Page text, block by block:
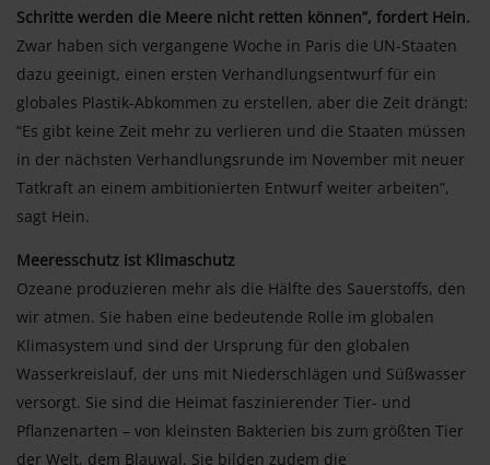
Schritte werden die Meere nicht retten können”, fordert Hein.
Zwar haben sich vergangene Woche in Paris die UN-Staaten
dazu geeinigt, einen ersten Verhandlungsentwurf für ein
globales Plastik-Abkommen zu erstellen, aber die Zeit drängt:
“Es gibt keine Zeit mehr zu verlieren und die Staaten müssen
in der nächsten Verhandlungsrunde im November mit neuer
Tatkraft an einem ambitionierten Entwurf weiter arbeiten”,
sagt Hein.
Meeresschutz ist Klimaschutz
Ozeane produzieren mehr als die Hälfte des Sauerstoffs, den
wir atmen. Sie haben eine bedeutende Rolle im globalen
Klimasystem und sind der Ursprung für den globalen
Wasserkreislauf, der uns mit Niederschlägen und Süßwasser
versorgt. Sie sind die Heimat faszinierender Tier- und
Pflanzenarten – von kleinsten Bakterien bis zum größten Tier
der Welt, dem Blauwal. Sie bilden zudem die